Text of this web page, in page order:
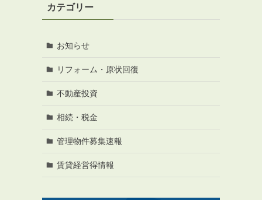
カテゴリー
お知らせ
リフォーム・原状回復
不動産投資
相続・税金
管理物件募集速報
賃貸経営得情報